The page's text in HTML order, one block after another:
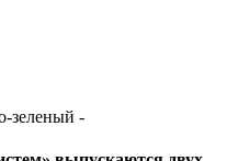
зеленый -